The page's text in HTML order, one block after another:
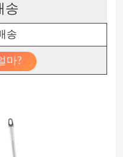
송
마?